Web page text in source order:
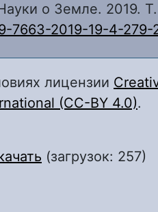
о Земле. 2019. Т.
7663-2019-19-4-279-
лицензии
(CC-BY 4.0).
(загрузок: 257)